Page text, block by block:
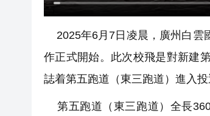
2025年6月7日凌晨，廣州白雲
作正式開始。此次校飛是對新建
誌着第五跑道（東三跑道）進入投
第五跑道（東三跑道）全長